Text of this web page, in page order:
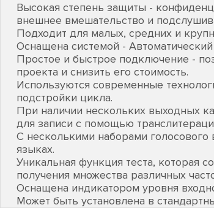
Высокая степень защиты -
внешнее вмешательство и
Подходит для малых, средних и
Оснащена системой - Автоматический
Простое и быстрое подключение -
проекта и снизить его стоимость.
Используются современные
подстройки цикла.
При наличии нескольких выходных
для записи с помощью
С несколькими наборами
языках.
Уникальная функция теста, которая
получения множества различных
Оснащена индикатором уровня
Может быть установлена в